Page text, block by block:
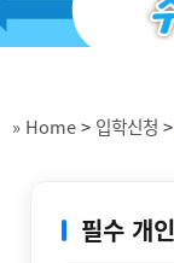
» Home> 입학신청 >
필수 개